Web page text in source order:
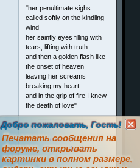
"her penultimate sighs
called softly on the kindling
wind
her saintly eyes filling with
tears, lifting with truth
and then a golden flash like
the onset of heaven
leaving her screams
breaking my heart
and in the grip of fire I knew
the death of love"
!
Член клуба
Позити ффф
Добро пожаловать, Гость!
Печатать сообщения на
форуме, открывать
картинки в полном размере,